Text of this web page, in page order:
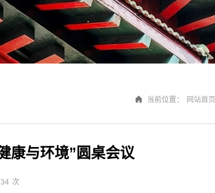
当前位置： 网站首页
康与环境”圆桌会议
次